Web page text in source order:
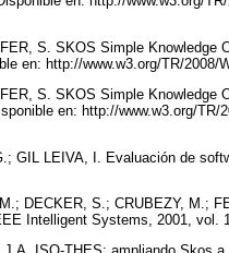
S. SKOS Simple Knowledge
en: http://www.w3.org/TR/
S. SKOS Simple Knowledge
en: http://www.w3.org/
GIL LEIVA, I. Evaluación de
DECKER, S.; CRUBEZY, M.;
Intelligent Systems, 2001, vol.